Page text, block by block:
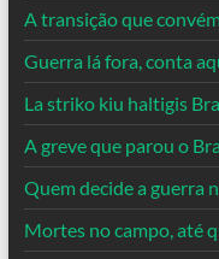
A transição que
Guerra lá fora, conta
La striko kiu haltigis
A greve que parou o
Quem decide a guerra
Mortes no campo, até